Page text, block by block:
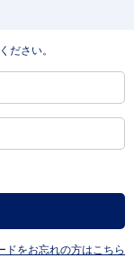
ださい。
ドをお忘れの方はこちら